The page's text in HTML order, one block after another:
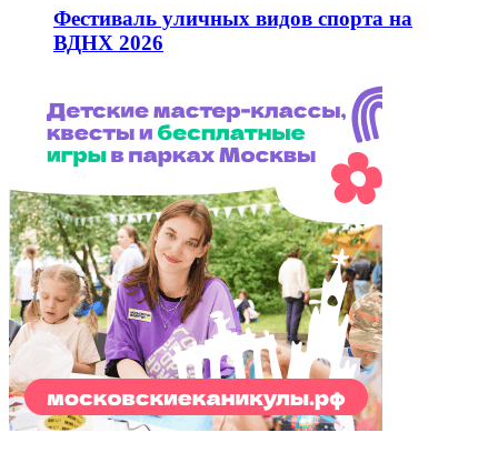
Фестиваль уличных видов спорта на
ВДНХ 2026